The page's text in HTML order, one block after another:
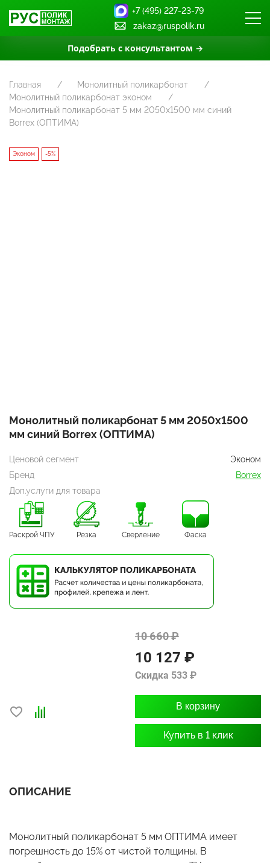
Подобрать с консультантом →
+7 (495) 227-23-79
zakaz@ruspolik.ru
Главная
Монолитный поликарбонат
Монолитный поликарбонат эконом
Монолитный поликарбонат 5 мм 2050х1500 мм синий
Borrex (ОПТИМА)
Эконом -5%
Монолитный поликарбонат 5 мм 2050х1500
мм синий Borrex (ОПТИМА)
Ценовой сегмент
Эконом
Бренд
Borrex
Доп.услуги для товара
Раскрой ЧПУ Резка Сверление Фаска
10 660 ₽
10 127 ₽
Скидка 533 ₽
В корзину
Купить в 1 клик
ОПИСАНИЕ
Монолитный поликарбонат 5 мм ОПТИМА имеет
погрешность до 15% от чистой толщины. В